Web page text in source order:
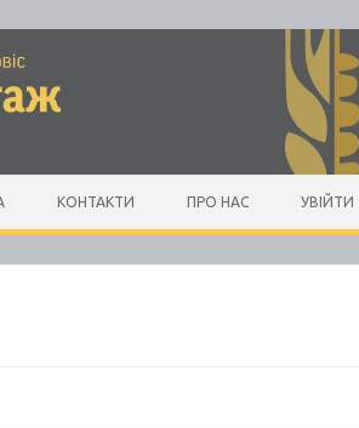
КОНТАКТИ ПРО НАС УВІЙТИ